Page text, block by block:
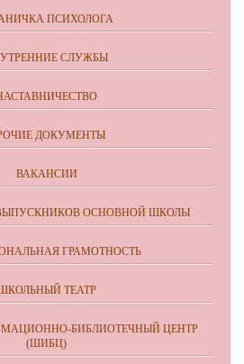
ПСИХОЛОГА
СЛУЖБЫ
ДОКУМЕНТЫ
ВАКАНСИИ
ОСНОВНОЙ ШКОЛЫ
ГРАМОТНОСТЬ
ТЕАТР
БИБЛИОТЕЧНЫЙ ЦЕНТР
(ШИБЦ)